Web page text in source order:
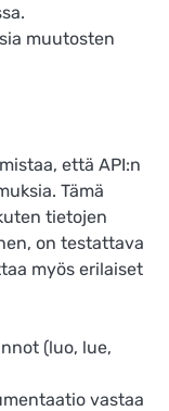
muutosten
että API:n
Tämä
tietojen
on testattava
myös erilaiset
(luo, lue,
vastaa